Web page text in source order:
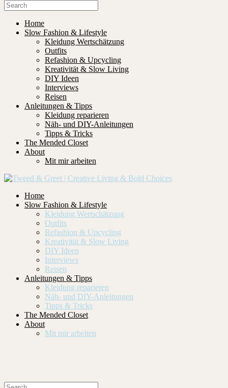
Home
Slow Fashion & Lifestyle
Kleidung Wertschätzung
Outfits
Refashion & Upcycling
Kreativität & Slow Living
DIY Ideen
Interviews
Reisen
Anleitungen & Tipps
Kleidung reparieren
Näh- und DIY-Anleitungen
Tipps & Tricks
The Mended Closet
About
Mit mir arbeiten
Home
Slow Fashion & Lifestyle
Kleidung Wertschätzung
Outfits
Refashion & Upcycling
Kreativität & Slow Living
DIY Ideen
Interviews
Reisen
Anleitungen & Tipps
Kleidung reparieren
Näh- und DIY-Anleitungen
Tipps & Tricks
The Mended Closet
About
Mit mir arbeiten